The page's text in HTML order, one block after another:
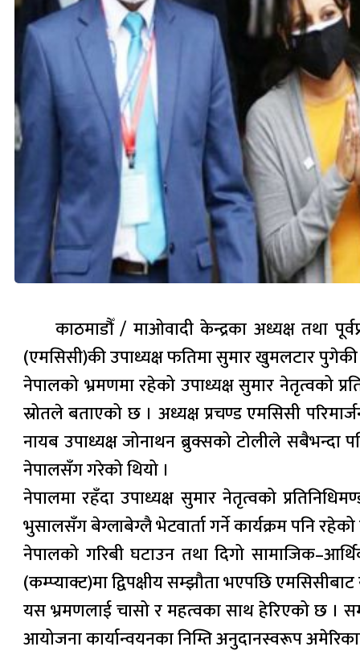
काठमाडौँ / माओवादी केन्द्रका अध्यक्ष तथा
(एमसिसी)की उपाध्यक्ष फतिमा सुमार खुमलटार
नेपालको भ्रमणमा रहेको उपाध्यक्ष सुमार नेतृत्वको
स्रोतले बताएको छ । अध्यक्ष प्रचण्ड एमसिसी
नायब उपाध्यक्ष जोनाथन ब्रुक्सको टोलीले
नेपालसँग गरेको थियो ।
नेपालमा रहँदा उपाध्यक्ष सुमार नेतृत्वको
भुसालसँग बेग्लाबेग्लै भेटवार्ता गर्ने कार्यक्रम पनि
नेपालको गरिबी घटाउन तथा दिगो
(कम्प्याक्ट)मा द्विपक्षीय सम्झौता भएपछि
यस भ्रमणलाई चासो र महत्वका साथ हेरिएको छ ।
आयोजना कार्यान्वयनका निम्ति अनुदानस्वरूप